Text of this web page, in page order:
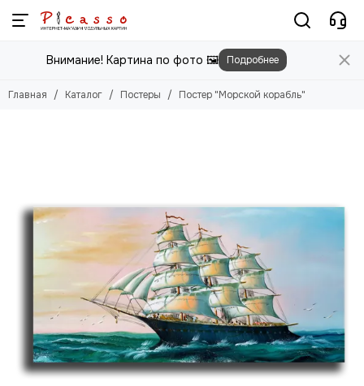
Постеры
Смотреть все товары
Еда
Этника
Для детей
Для мужчин
Игры
Фильмы, Мультфильмы
Спорт
Космос
Современные картины
Внимание! Картина по фото 🖼️ Подробнее
Главная Каталог Постеры Постер "Морской корабль"